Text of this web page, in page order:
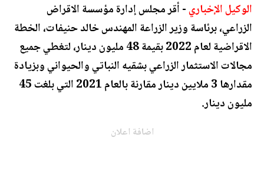
الوكيل الإخباري- أقر مجلس إدارة مؤسسة الاقراض
الزراعي، برئاسة وزير الزراعة المهندس خالد حنيفات، الخطة
الاقراضية لعام 2022 بقيمة 48 مليون دينار، لتغطي جميع
مجالات الاستثمار الزراعي بشقيه النباتي والحيواني وبزيادة
مقدارها 3 ملايين دينار مقارنة بالعام 2021 التي بلغت 45
مليون دينار.
اضافة اعلان